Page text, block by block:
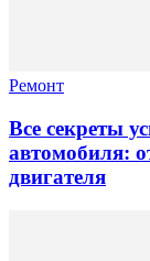
Ремонт
Все секреты
автомобиля:
двигателя